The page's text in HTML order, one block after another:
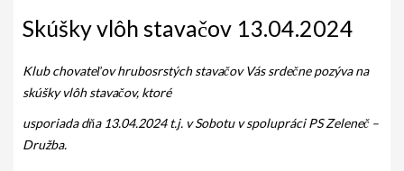
AKO BYT ČLENOM KCHHS
DEUTSCH DRAHTHAAR
ŠTANDARD
Skúšky vlôh stavačov 13.04.2024
Klub chovateľov hrubosrstých stavačov Vás srdečne pozýva na
skúšky vlôh stavačov, ktoré
usporiada dňa 13.04.2024 t.j. v Sobotu v spolupráci PS Zeleneč –
Družba.